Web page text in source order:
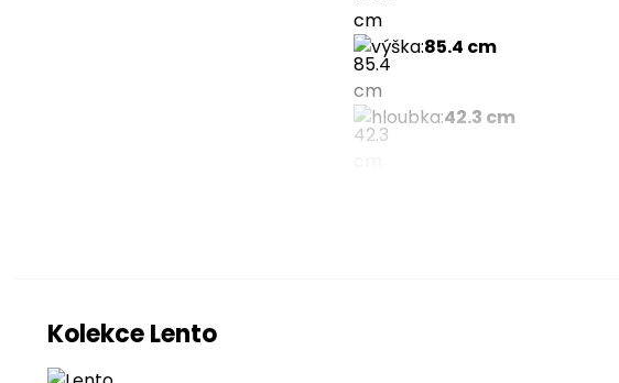
výška:85.4 cm
hloubka:42.3 cm
Kolekce Lento